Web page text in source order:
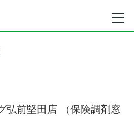
弘前堅田店 （保険調剤窓